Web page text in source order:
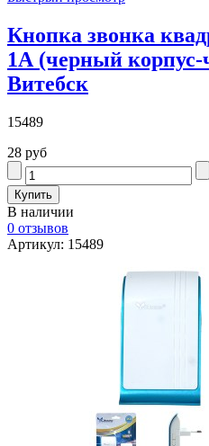
Кнопка звонка
1А (черный
Витебск
15489
28 руб
В наличии
0 отзывов
Артикул: 15489